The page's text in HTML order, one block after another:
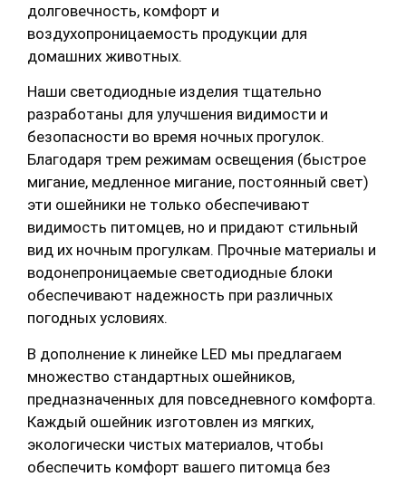
долговечность, комфорт и
воздухопроницаемость продукции для
домашних животных.
Наши светодиодные изделия тщательно
разработаны для улучшения видимости и
безопасности во время ночных прогулок.
Благодаря трем режимам освещения (быстрое
мигание, медленное мигание, постоянный свет)
эти ошейники не только обеспечивают
видимость питомцев, но и придают стильный
вид их ночным прогулкам. Прочные материалы и
водонепроницаемые светодиодные блоки
обеспечивают надежность при различных
погодных условиях.
В дополнение к линейке LED мы предлагаем
множество стандартных ошейников,
предназначенных для повседневного комфорта.
Каждый ошейник изготовлен из мягких,
экологически чистых материалов, чтобы
обеспечить комфорт вашего питомца без